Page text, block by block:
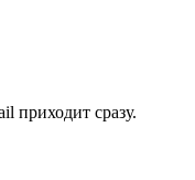
приходит сразу.